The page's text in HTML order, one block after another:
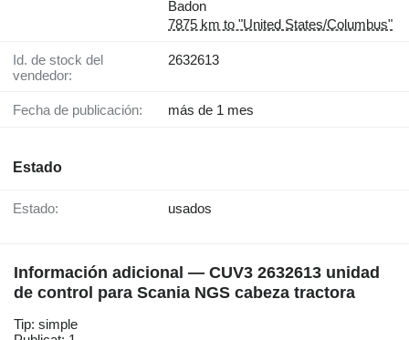
Badon
7875 km to "United States/Columbus"
Id. de stock del
vendedor:
2632613
Fecha de publicación: más de 1 mes
Estado
Estado: usados
Información adicional — CUV3 2632613 unidad
de control para Scania NGS cabeza tractora
Tip: simple